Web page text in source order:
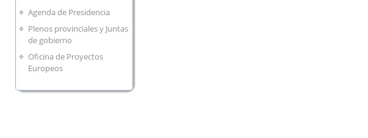
Agenda de Presidencia
Plenos provinciales y Juntas
de gobierno
Oficina de Proyectos
Europeos